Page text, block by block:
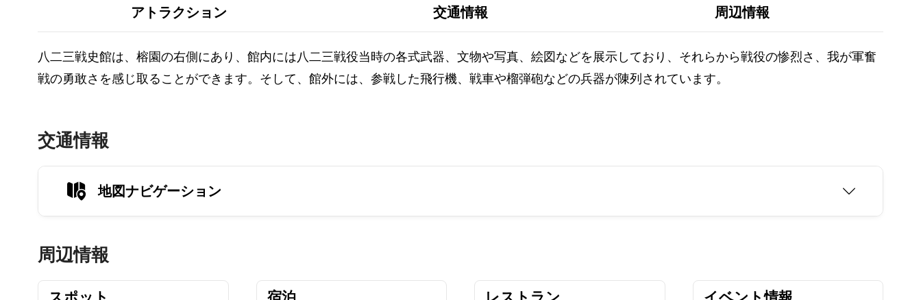
アトラクション 交通情報 周辺情報
八二三戦史館は、榕園の右側にあり、館内には八二三戦役当時の各式武器、文物や写真、絵図などを展示しており、それらから戦役の惨烈さ、我が軍奮
戦の勇敢さを感じ取ることができます。そして、館外には、参戦した飛行機、戦車や榴弾砲などの兵器が陳列されています。
交通情報
地図ナビゲーション
周辺情報